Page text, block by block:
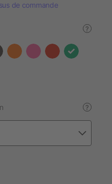
de commande
?
?